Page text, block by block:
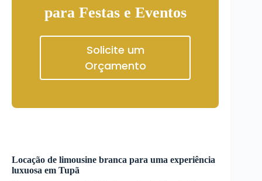
para Festas e Eventos
Solicite um
Orçamento
Locação de limousine branca para uma experiência
luxuosa em Tupã